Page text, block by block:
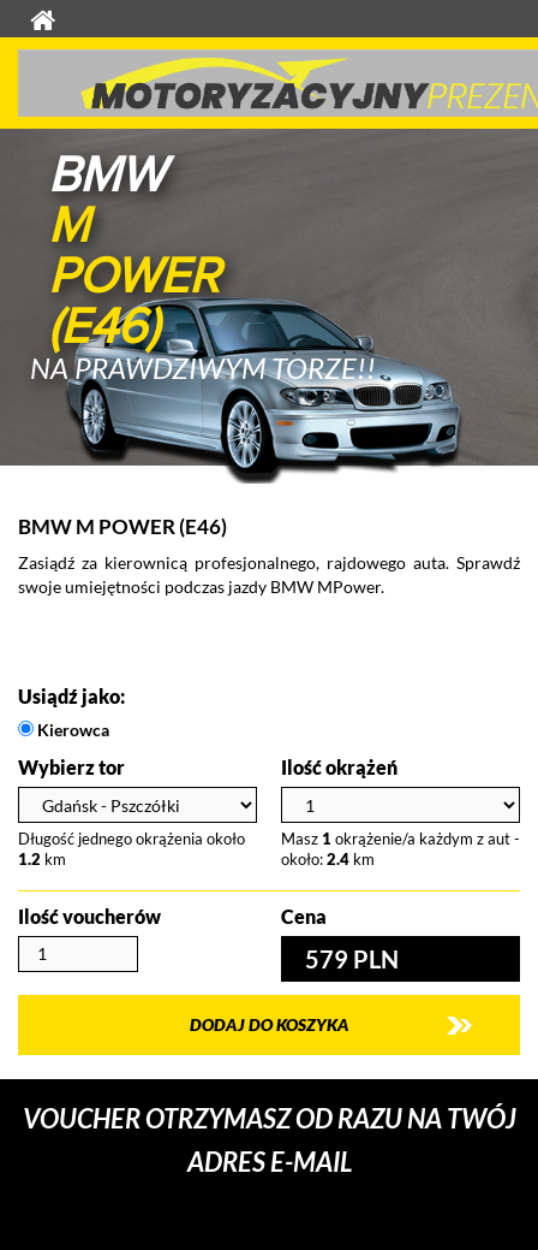
BMW
M
POWER
(E46)
NA PRAWDZIWYM TORZE!!
BMW M POWER (E46)
Zasiądź za kierownicą profesjonalnego, rajdowego auta. Sprawdź
swoje umiejętności podczas jazdy BMW MPower.
Usiądź jako:
Kierowca
Wybierz tor
Długość jednego okrążenia około
1.2 km
Ilość okrążeń
Masz 1 okrążenie/a każdym z aut -
około: 2.4 km
Ilość voucherów Cena
579 PLN
DODAJ DO KOSZYKA
VOUCHER OTRZYMASZ OD RAZU NA TWÓJ
ADRES E-MAIL